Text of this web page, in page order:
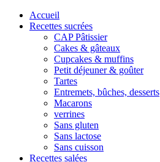
Accueil
Recettes sucrées
CAP Pâtissier
Cakes & gâteaux
Cupcakes & muffins
Petit déjeuner & goûter
Tartes
Entremets, bûches, desserts
Macarons
verrines
Sans gluten
Sans lactose
Sans cuisson
Recettes salées